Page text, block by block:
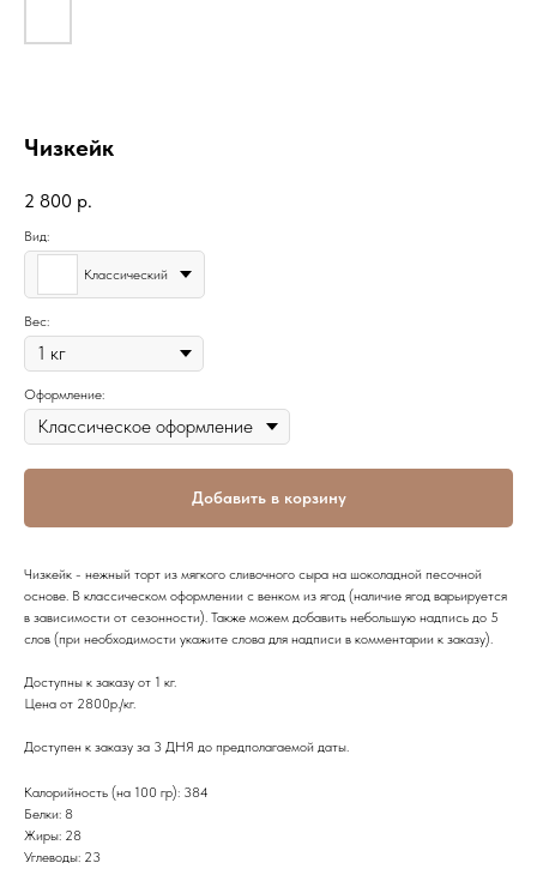
Чизкейк
2 800 р.
Вид:
Классический
Вес:
Оформление:
Добавить в корзину
Чизкейк - нежный торт из мягкого сливочного сыра на шоколадной песочной
основе. В классическом оформлении с венком из ягод (наличие ягод варьируется
в зависимости от сезонности). Также можем добавить небольшую надпись до 5
слов (при необходимости укажите слова для надписи в комментарии к заказу).
Доступны к заказу от 1 кг.
Цена от 2800р./кг.
Доступен к заказу за 3 ДНЯ до предполагаемой даты.
Калорийность (на 100 гр): 384
Белки: 8
Жиры: 28
Углеводы: 23